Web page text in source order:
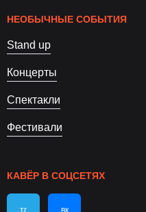
НЕОБЫЧНЫЕ СОБЫТИЯ
Stand up
Концерты
Спектакли
Фестивали
КАВЁР В СОЦСЕТЯХ
тг вк